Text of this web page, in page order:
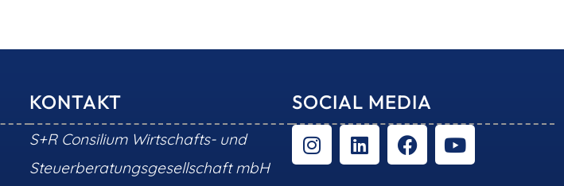
KONTAKT
S+R Consilium Wirtschafts- und
Steuerberatungsgesellschaft mbH
SOCIAL MEDIA